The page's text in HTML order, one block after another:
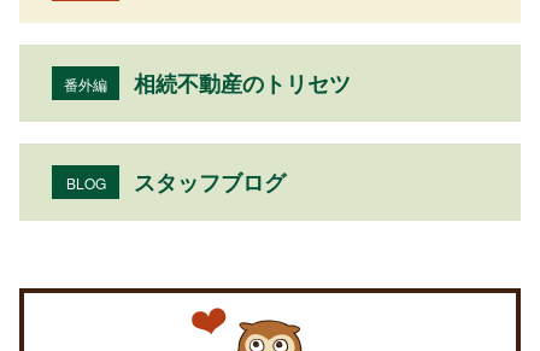
番外編 相続不動産のトリセツ
BLOG スタッフブログ